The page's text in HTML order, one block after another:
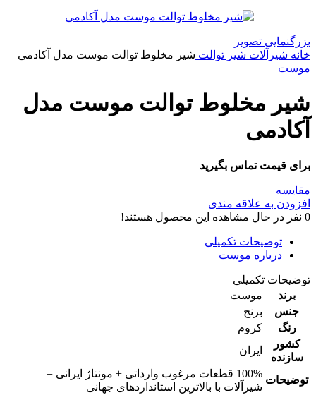
بزرگنمایی تصویر
خانه شیرآلات شیر توالت شیر مخلوط توالت موست مدل آکادمی
موست
شیر مخلوط توالت موست مدل
آکادمی
برای قیمت تماس بگیرید
مقایسه
افزودن به علاقه مندی
0 نفر در حال مشاهده این محصول هستند!
توضیحات تکمیلی
درباره موست
توضیحات تکمیلی
برند
موست
جنس
برنج
رنگ
کروم
کشور
سازنده
ایران
توضیحات
100% قطعات مرغوب وارداتی + مونتاژ ایرانی =
شیرآلات با بالاترین استانداردهای جهانی